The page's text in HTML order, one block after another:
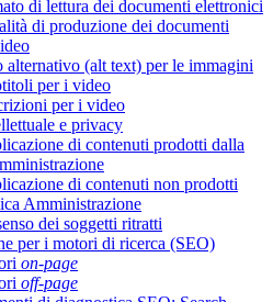
di lettura dei documenti elettronici
di produzione dei documenti
alternativo (alt text) per le immagini
per i video
per i video
e privacy
di contenuti prodotti dalla
di contenuti non prodotti
Amministrazione
dei soggetti ritratti
per i motori di ricerca (SEO)
on-page
off-page